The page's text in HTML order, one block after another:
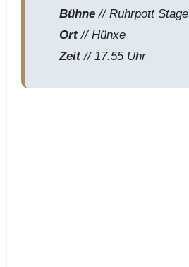
Bühne// Ruhrpott Stage
Ort// Hünxe
Zeit// 17.55 Uhr